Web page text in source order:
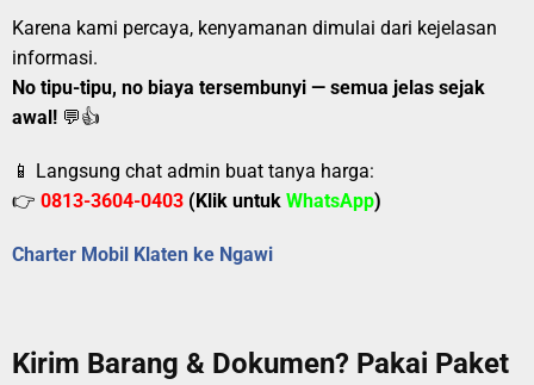
Karena kami percaya, kenyamanan dimulai dari kejelasan
informasi.
No tipu-tipu, no biaya tersembunyi — semua jelas sejak
awal! 💬👍
📱 Langsung chat admin buat tanya harga:
👉 0813-3604-0403 (Klik untuk WhatsApp)
Charter Mobil Klaten ke Ngawi
Kirim Barang & Dokumen? Pakai Paket